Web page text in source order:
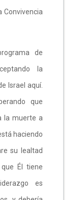
Convivencia
de
la
Israel aquí.
que
la muerte a
haciendo
su lealtad
Él tiene
es